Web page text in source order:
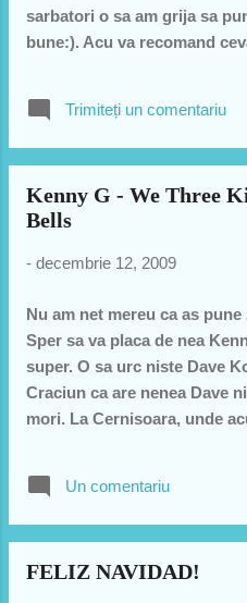
sarbatori o sa am grija sa
bune:). Acu va recomand
Trimiteți un comentariu
Kenny G - We Three
Bells
- decembrie 12, 2009
Nu am net mereu ca as
Sper sa va placa de nea
super. O sa urc niste Dave
Craciun ca are nenea Dave
mori. La Cernisoara, unde
in Bucuresti. O sa fiu CA
Craciun":))) ceea ce e fain
schiurile. DA! Mi-am luat
Un comentariu
FELIZ NAVIDAD!